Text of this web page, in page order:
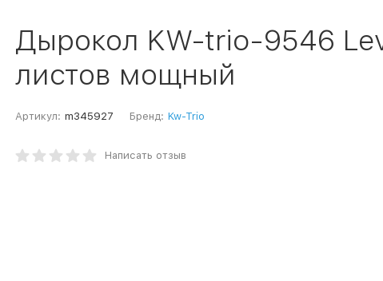
Дырокол KW-trio-9546
листов мощный
Артикул: m345927 Бренд: Kw-Trio
Написать отзыв